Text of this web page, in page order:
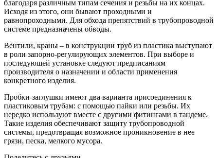
благодаря различным типам сечения и резьбы на их концах.
Исходя из этого, они бывают проходными и
равнопроходными. Для обхода препятствий в трубопроводной
системе предназначены обводы.
Вентили, краны – в конструкции труб из пластика выступают
в роли запорно-регулирующих элементов. При выборе и
последующей установке следуют предписаниям
производителя о назначении и области применения
конкретного изделия.
Пробки-заглушки имеют два варианта присоединения к
пластиковым трубам: с помощью пайки или резьбы. Их
нередко используют вместе с другими фитингами в тандеме.
Такие изделия обеспечивают защиту трубопроводной
системы, предотвращая возможное проникновение в нее
грязи, песка, мелкого мусора.